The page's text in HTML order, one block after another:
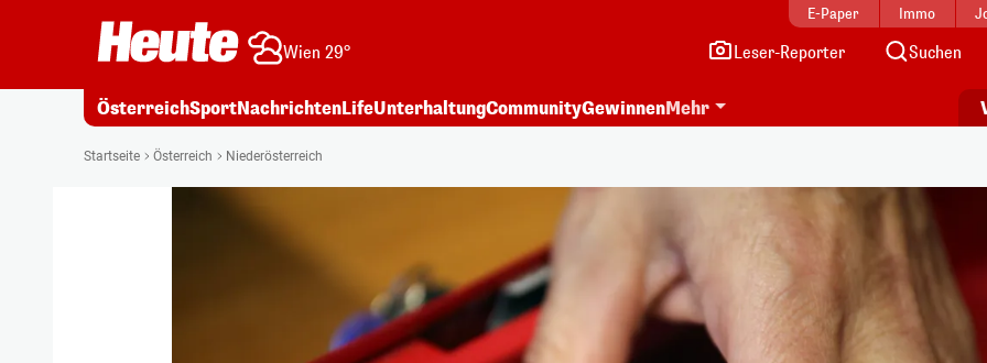
E-Paper Immo
Wien 29° Leser-Reporter Suchen
ÖsterreichSportNachrichtenLifeUnterhaltungCommunityGewinnenMehr
Startseite Österreich Niederösterreich